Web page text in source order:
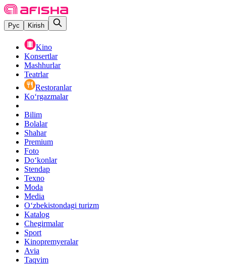
Рус Kirish
Kino
Konsertlar
Mashhurlar
Teatrlar
Restoranlar
Ko‘rgazmalar
Bilim
Bolalar
Shahar
Premium
Foto
Do‘konlar
Stendap
Texno
Moda
Media
O‘zbekistondagi turizm
Katalog
Chegirmalar
Sport
Kinopremyeralar
Avia
Taqvim